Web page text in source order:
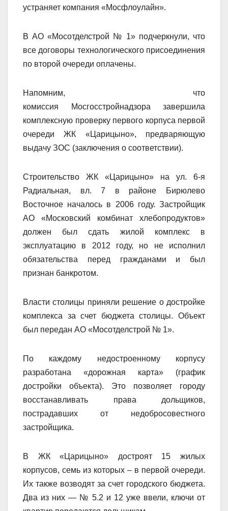
устраняет компания «Мосфлоулайн».
В АО «Мосотделстрой № 1» подчеркнули, что
все договоры технологического присоединения
по второй очереди оплачены.
Напомним, что
комиссия Мосгосстройнадзора завершила
комплексную проверку первого корпуса первой
очереди ЖК «Царицыно», предваряющую
выдачу ЗОС (заключения о соответствии).
Строительство ЖК «Царицыно» на ул. 6-я
Радиальная, вл. 7 в районе Бирюлево
Восточное началось в 2006 году. Застройщик
АО «Московский комбинат хлебопродуктов»
должен был сдать жилой комплекс в
эксплуатацию в 2012 году, но не исполнил
обязательства перед гражданами и был
признан банкротом.
Власти столицы приняли решение о достройке
комплекса за счет бюджета столицы. Объект
был передан АО «Мосотделстрой № 1».
По каждому недостроенному корпусу
разработана «дорожная карта» (график
достройки объекта). Это позволяет городу
восстанавливать права дольщиков,
пострадавших от недобросовестного
застройщика.
В ЖК «Царицыно» достроят 15 жилых
корпусов, семь из которых – в первой очереди.
Их также возводят за счет городского бюджета.
Два из них — № 5.2 и 12 уже ввели, ключи от